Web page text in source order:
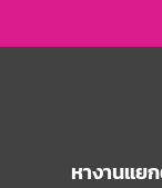
หางานแย